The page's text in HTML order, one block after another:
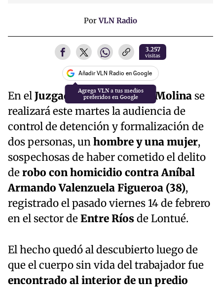
PorVLN Radio
3.257
visitas
Añadir VLN Radio en Google
En elJuzgado de Garantía de Molina se
realizará este martes la audiencia de
control de detención y formalización de
dos personas, unhombre y una mujer,
sospechosas de haber cometido el delito
derobo con homicidio contra Aníbal
Armando Valenzuela Figueroa (38),
registrado el pasado viernes 14 de febrero
en el sector deEntre Ríosde Lontué.
El hecho quedó al descubierto luego de
que el cuerpo sin vida del trabajador fue
encontrado al interior de un predio